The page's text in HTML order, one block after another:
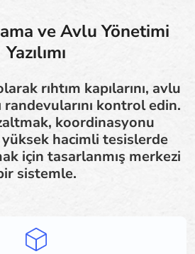
ve Avlu Yönetimi
Yazılımı
rıhtım kapılarını, avlu
randevularını kontrol edin.
koordinasyonu
hacimli tesislerde
için tasarlanmış merkezi
sistemle.